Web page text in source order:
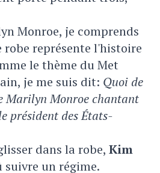
Monroe, je comprends
représente l'histoire
le thème du Met
je me suis dit: Quoi de
Marilyn Monroe chantant
président des États-
dans la robe, Kim
suivre un régime.